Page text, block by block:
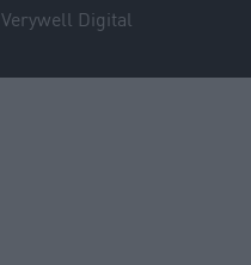
Verywell Digital